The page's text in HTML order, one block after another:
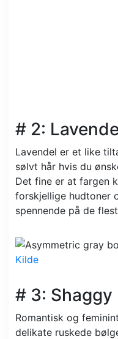
# 2:
Lavendel er et like
sølvt hår hvis du
Det fine er at fargen
forskjellige hudtoner
spennende på de
Kilde
# 3: Shaggy
Romantisk og
delikate ruskede